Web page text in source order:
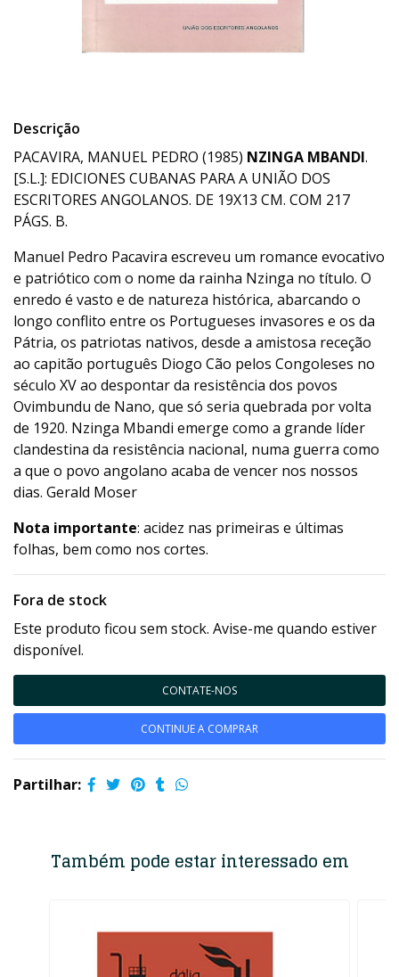
Descrição
PACAVIRA, MANUEL PEDRO (1985) NZINGA MBANDI.
[S.L.]: EDICIONES CUBANAS PARA A UNIÃO DOS
ESCRITORES ANGOLANOS. DE 19X13 CM. COM 217
PÁGS. B.
Manuel Pedro Pacavira escreveu um romance evocativo
e patriótico com o nome da rainha Nzinga no título. O
enredo é vasto e de natureza histórica, abarcando o
longo conflito entre os Portugueses invasores e os da
Pátria, os patriotas nativos, desde a amistosa receção
ao capitão português Diogo Cão pelos Congoleses no
século XV ao despontar da resistência dos povos
Ovimbundu de Nano, que só seria quebrada por volta
de 1920. Nzinga Mbandi emerge como a grande líder
clandestina da resistência nacional, numa guerra como
a que o povo angolano acaba de vencer nos nossos
dias. Gerald Moser
Nota importante: acidez nas primeiras e últimas
folhas, bem como nos cortes.
Fora de stock
Este produto ficou sem stock. Avise-me quando estiver
disponível.
CONTATE-NOS
CONTINUE A COMPRAR
Partilhar:
Também pode estar interessado em